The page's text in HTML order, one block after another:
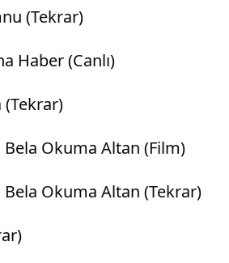
(Tekrar)
Haber (Canlı)
(Tekrar)
Bela Okuma Altan (Film)
Bela Okuma Altan (Tekrar)